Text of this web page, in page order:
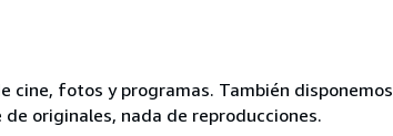
cine, fotos y programas. También disponemos
originales, nada de reproducciones.